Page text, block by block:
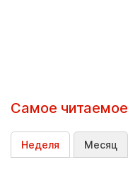
Самое читаемое
Неделя Месяц